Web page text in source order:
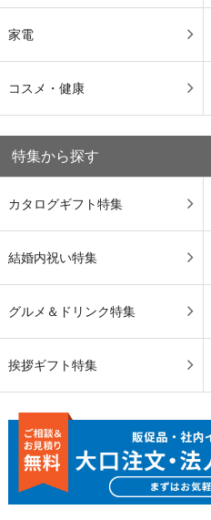
家電
コスメ・健康
特集から探す
カタログギフト特集
結婚内祝い特集
グルメ＆ドリンク特集
挨拶ギフト特集